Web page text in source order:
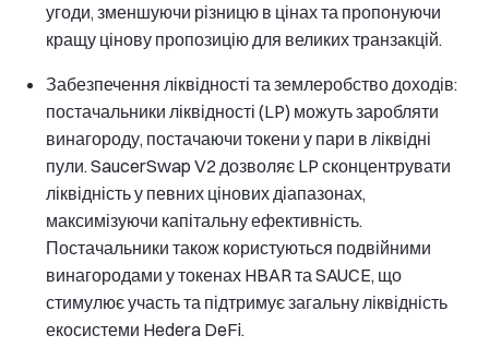
угоди, зменшуючи різницю в цінах та пропонуючи
кращу цінову пропозицію для великих транзакцій.
Забезпечення ліквідності та землеробство доходів:
постачальники ліквідності (LP) можуть заробляти
винагороду, постачаючи токени у пари в ліквідні
пули. SaucerSwap V2 дозволяє LP сконцентрувати
ліквідність у певних цінових діапазонах,
максимізуючи капітальну ефективність.
Постачальники також користуються подвійними
винагородами у токенах HBAR та SAUCE, що
стимулює участь та підтримує загальну ліквідність
екосистеми Hedera DeFi.